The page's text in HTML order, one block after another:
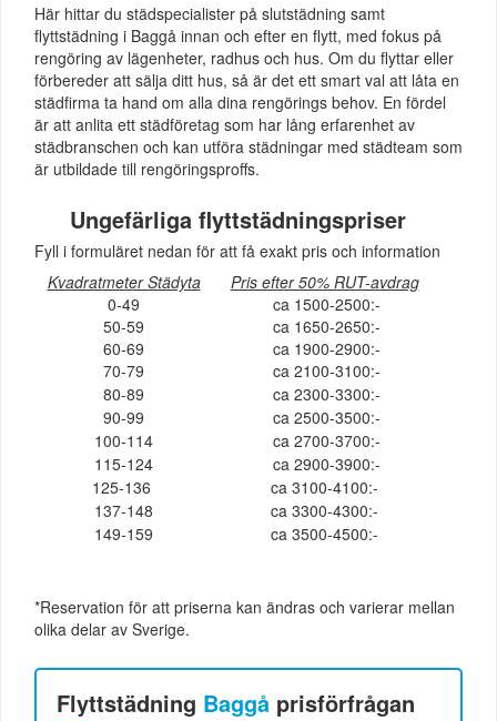
Här hittar du städspecialister på slutstädning samt
flyttstädning i Baggå innan och efter en flytt, med fokus på
rengöring av lägenheter, radhus och hus. Om du flyttar eller
förbereder att sälja ditt hus, så är det ett smart val att låta en
städfirma ta hand om alla dina rengörings behov. En fördel
är att anlita ett städföretag som har lång erfarenhet av
städbranschen och kan utföra städningar med städteam som
är utbildade till rengöringsproffs.
Ungefärliga flyttstädningspriser
Fyll i formuläret nedan för att få exakt pris och information
Kvadratmeter Städyta
Pris efter 50% RUT-avdrag
0-49
ca 1500-2500:-
50-59
ca 1650-2650:-
60-69
ca 1900-2900:-
70-79
ca 2100-3100:-
80-89
ca 2300-3300:-
90-99
ca 2500-3500:-
100-114
ca 2700-3700:-
115-124
ca 2900-3900:-
125-136
ca 3100-4100:-
137-148
ca 3300-4300:-
149-159
ca 3500-4500:-
*Reservation för att priserna kan ändras och varierar mellan
olika delar av Sverige.
Flyttstädning Baggå prisförfrågan